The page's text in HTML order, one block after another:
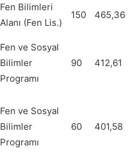
Fen Bilimleri
Alanı (Fen Lis.)
150 465,36
Fen ve Sosyal
Bilimler
Programı
90 412,61
Fen ve Sosyal
Bilimler
Programı
60 401,58